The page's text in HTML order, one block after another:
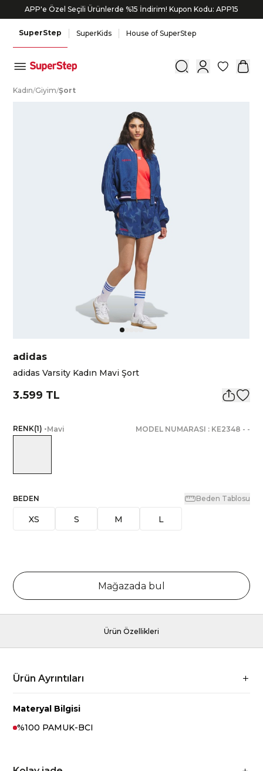
APP'e Özel Seçili Ürünlerde %15 İndirim! Kupon Kodu: APP15
SuperStep SuperKids House of SuperStep
0
Kadın/Giyim/Şort
adidas
adidas Varsity Kadın Mavi Şort
3.599 TL
RENK(1) •Mavi MODEL NUMARASI : KE2348 - -
BEDEN Beden Tablosu
XS S M L
Mağazada bul
Ürün Özellikleri
Ürün Ayrıntıları
Materyal Bilgisi
%100 PAMUK-BCI